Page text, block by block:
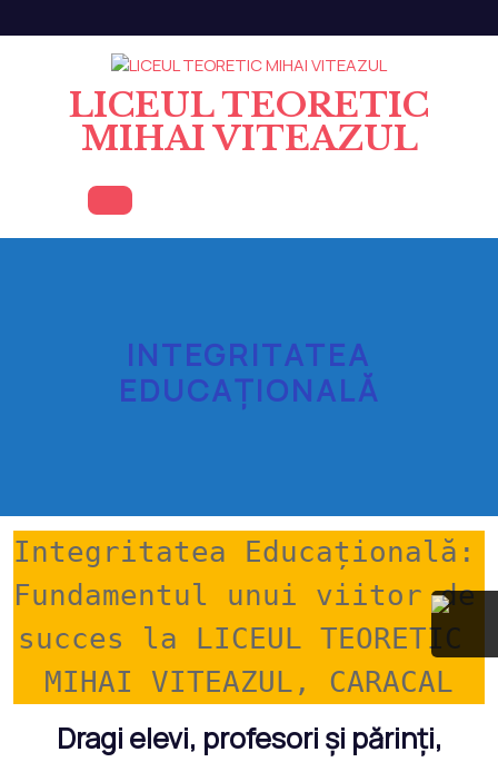
to
LICEUL TEORETIC
MIHAI VITEAZUL
Open
INTEGRITATEA
EDUCAȚIONALĂ
Integritatea Educațională:
Fundamentul unui viitor de
succes la LICEUL TEORETIC
MIHAI VITEAZUL, CARACAL
Dragi elevi, profesori și părinți,